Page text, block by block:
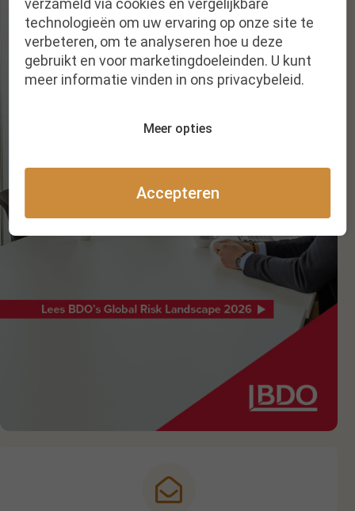
verzameld via cookies en vergelijkbare
technologieën om uw ervaring op onze site te
verbeteren, om te analyseren hoe u deze
gebruikt en voor marketingdoeleinden. U kunt
meer informatie vinden in ons privacybeleid.
Meer opties
Accepteren